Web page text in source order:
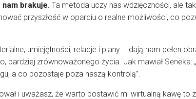
brakuje. Ta metoda uczy nas wdzięczności, ale
przyszłość w oparciu o realne możliwości, co
umiejętności, relacje i plany – dają nam pełen
bardziej zrównoważonego życia. Jak mawiał Seneka:
a co pozostaje poza naszą kontrolą”.
i uważasz, że warto postawić mi wirtualną kawę to